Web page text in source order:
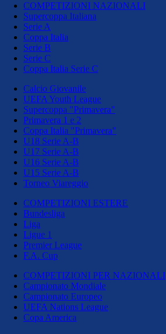
COMPETIZIONI NAZIONALI
Supercoppa Italiana
Serie A
Coppa Italia
Serie B
Serie C
Coppa Italia Serie C
Calcio Giovanile
UEFA Youth League
Supercoppa "Primavera"
Primavera 1 e 2
Coppa Italia "Primavera"
U18 Serie A-B
U17 Serie A-B
U16 Serie A-B
U15 Serie A-B
Torneo Viareggio
COMPETIZIONI ESTERE
Bundesliga
Liga
Ligue 1
Premier League
F.A. Cup
COMPETIZIONI PER NAZIONALI
Campionato Mondiale
Campionato Europeo
UEFA Nations League
Copa America